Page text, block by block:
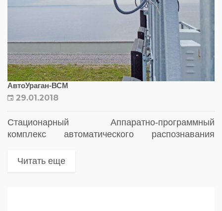
АвтоУраган-ВСМ
29.01.2018
Стационарный Аппаратно-программный
комплекс автоматического распознавания
транспортных средств и фиксации нарушений
Читать еще